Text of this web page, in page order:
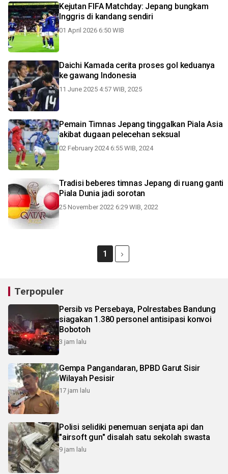
Kejutan FIFA Matchday: Jepang bungkam
Inggris di kandang sendiri
01 April 2026 6:50 WIB
Daichi Kamada cerita proses gol keduanya
ke gawang Indonesia
11 June 2025 4:57 WIB, 2025
Pemain Timnas Jepang tinggalkan Piala Asia
akibat dugaan pelecehan seksual
02 February 2024 6:55 WIB, 2024
Tradisi beberes timnas Jepang di ruang ganti
Piala Dunia jadi sorotan
25 November 2022 6:29 WIB, 2022
1
Terpopuler
Persib vs Persebaya, Polrestabes Bandung
siagakan 1.380 personel antisipasi konvoi
Bobotoh
3 jam lalu
Gempa Pangandaran, BPBD Garut Sisir
Wilayah Pesisir
17 jam lalu
Polisi selidiki penemuan senjata api dan
"airsoft gun" disalah satu sekolah swasta
9 jam lalu